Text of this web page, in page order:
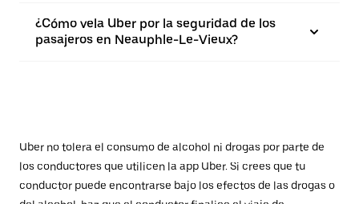
¿Cómo vela Uber por la seguridad de los
pasajeros en Neauphle-Le-Vieux?
Uber no tolera el consumo de alcohol ni drogas por parte de
los conductores que utilicen la app Uber. Si crees que tu
conductor puede encontrarse bajo los efectos de las drogas o